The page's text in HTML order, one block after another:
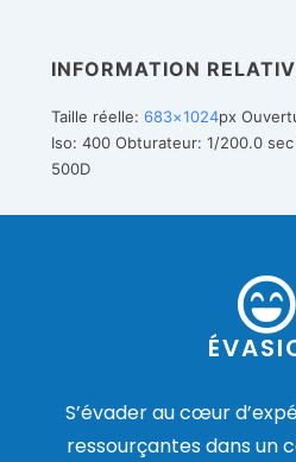
INFORMATION
Taille réelle: 683×1024px
Iso: 400 Obturateur: 1/200.0 sec
500D
S’évader au cœur
ressourçantes dans un